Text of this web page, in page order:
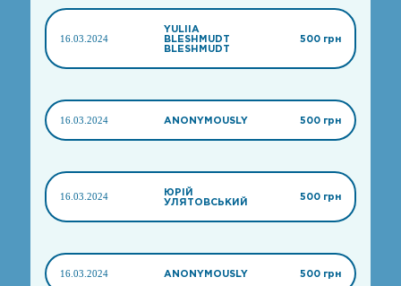
16.03.2024
YULIIA
BLESHMUDT
BLESHMUDT
500 грн
16.03.2024 ANONYMOUSLY 500 грн
16.03.2024
ЮРІЙ
УЛЯТОВСЬКИЙ
500 грн
16.03.2024 ANONYMOUSLY 500 грн